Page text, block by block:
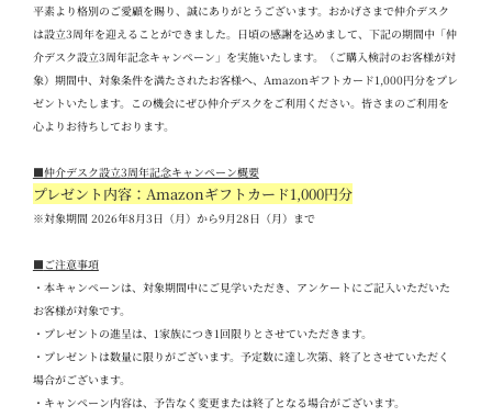
平素より格別のご愛顧を賜り、誠にありがとうございます。おかげさまで仲介デスク
は設立3周年を迎えることができました。日頃の感謝を込めまして、下記の期間中「仲
介デスク設立3周年記念キャンペーン」を実施いたします。（ご購入検討のお客様が対
象）期間中、対象条件を満たされたお客様へ、 Amazonギフトカード1,000円分をプレ
ゼントいたします。この機会にぜひ仲介デスクをご利用ください。 皆さまのご利用を
心よりお待ちしております。
■仲介デスク設立3周年記念キャンペーン概要
プレゼント内容：Amazonギフトカード1,000円分
※対象期間 2026年8 月3 日（月）から9月28 日（月）まで
■ ご注意事項
・本キャンペーンは、対象期間中にご見学いただき、アンケートにご記入いただいた
お客様が対象です。
・プレゼントの進呈は、 1家族につき1 回限りとさせていただきます。
・プレゼントは数量に限りがございます。予定数に達し次第、終了とさせていただく
場合がございます。
・キャンペーン内容は、予告なく変更または終了となる場合がございます。